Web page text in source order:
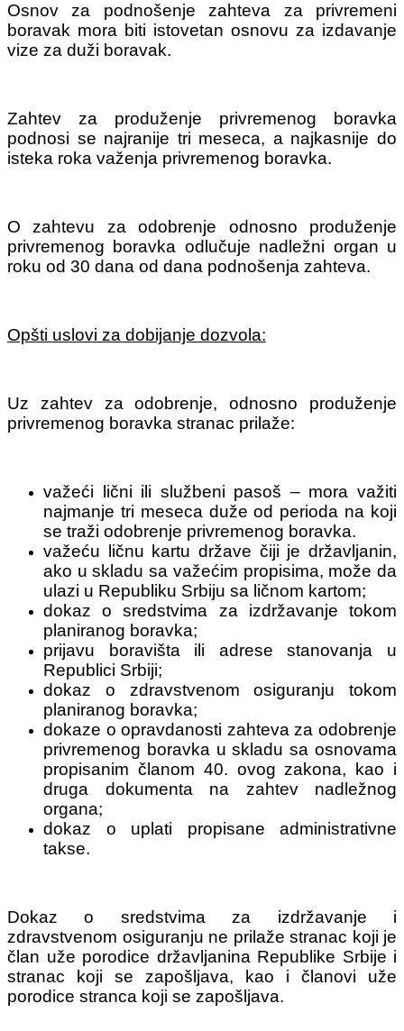
Osnov za podnošenje zahteva za privremeni
boravak mora biti istovetan osnovu za izdavanje
vize za duži boravak.
Zahtev za produženje privremenog boravka
podnosi se najranije tri meseca, a najkasnije do
isteka roka važenja privremenog boravka.
O zahtevu za odobrenje odnosno produženje
privremenog boravka odlučuje nadležni organ u
roku od 30 dana od dana podnošenja zahteva.
Opšti uslovi za dobijanje dozvola:
Uz zahtev za odobrenje, odnosno produženje
privremenog boravka stranac prilaže:
važeći lični ili službeni pasoš – mora važiti
najmanje tri meseca duže od perioda na koji
se traži odobrenje privremenog boravka.
važeću ličnu kartu države čiji je državljanin,
ako u skladu sa važećim propisima, može da
ulazi u Republiku Srbiju sa ličnom kartom;
dokaz o sredstvima za izdržavanje tokom
planiranog boravka;
prijavu boravišta ili adrese stanovanja u
Republici Srbiji;
dokaz o zdravstvenom osiguranju tokom
planiranog boravka;
dokaze o opravdanosti zahteva za odobrenje
privremenog boravka u skladu sa osnovama
propisanim članom 40. ovog zakona, kao i
druga dokumenta na zahtev nadležnog
organa;
dokaz o uplati propisane administrativne
takse.
Dokaz o sredstvima za izdržavanje i
zdravstvenom osiguranju ne prilaže stranac koji je
član uže porodice državljanina Republike Srbije i
stranac koji se zapošljava, kao i članovi uže
porodice stranca koji se zapošljava.